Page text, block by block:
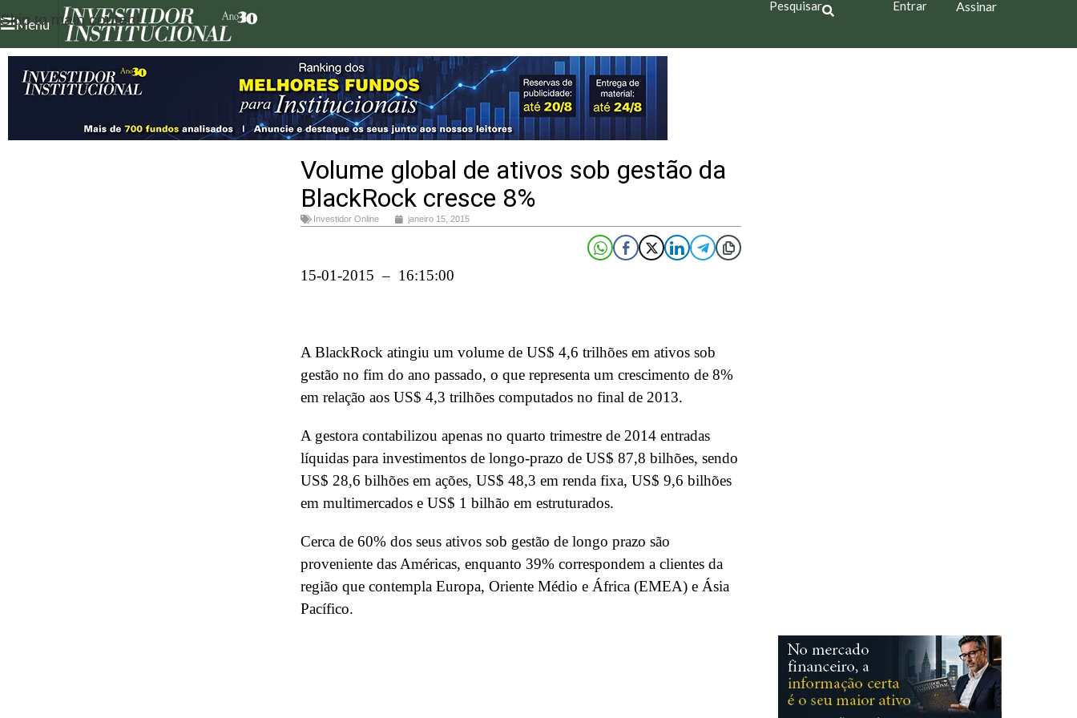
Skip to main content
Menu
Pesquisar Entrar Assinar
Volume global de ativos sob gestão da
BlackRock cresce 8%
Investidor Online janeiro 15, 2015
15-01-2015 – 16:15:00
A BlackRock atingiu um volume de US$ 4,6 trilhões em ativos sob
gestão no fim do ano passado, o que representa um crescimento de 8%
em relação aos US$ 4,3 trilhões computados no final de 2013.
A gestora contabilizou apenas no quarto trimestre de 2014 entradas
líquidas para investimentos de longo-prazo de US$ 87,8 bilhões, sendo
US$ 28,6 bilhões em ações, US$ 48,3 em renda fixa, US$ 9,6 bilhões
em multimercados e US$ 1 bilhão em estruturados.
Cerca de 60% dos seus ativos sob gestão de longo prazo são
proveniente das Américas, enquanto 39% correspondem a clientes da
região que contempla Europa, Oriente Médio e África (EMEA) e Ásia
Pacífico.